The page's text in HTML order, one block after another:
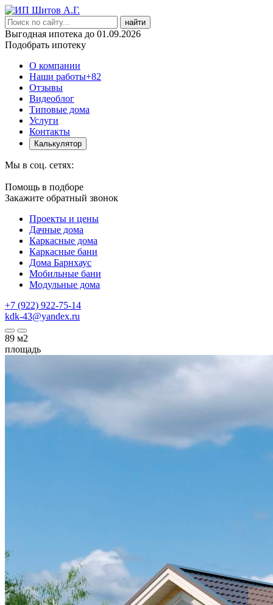
найти
Выгодная ипотека до 01.09.2026
Подобрать ипотеку
О компании
Наши работы+82
Отзывы
Видеоблог
Типовые дома
Услуги
Контакты
Калькулятор
Мы в соц. сетях:
Помощь в подборе
Закажите обратный звонок
Проекты и цены
Дачные дома
Каркасные дома
Каркасные бани
Дома Барнхаус
Мобильные бани
Модульные дома
+7 (922) 922-75-14
kdk-43@yandex.ru
89 м2
площадь